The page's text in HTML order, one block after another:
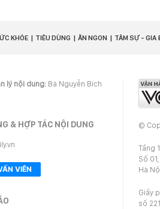
KHỎE TIÊU DÙNG ĂN NGON TÂM SỰ - GIA
lý nội dung: Bà Nguyễn Bích
& HỢP TÁC NỘI DUNG
VIÊN
©
Tầng
Số
Hà
Giấy
số